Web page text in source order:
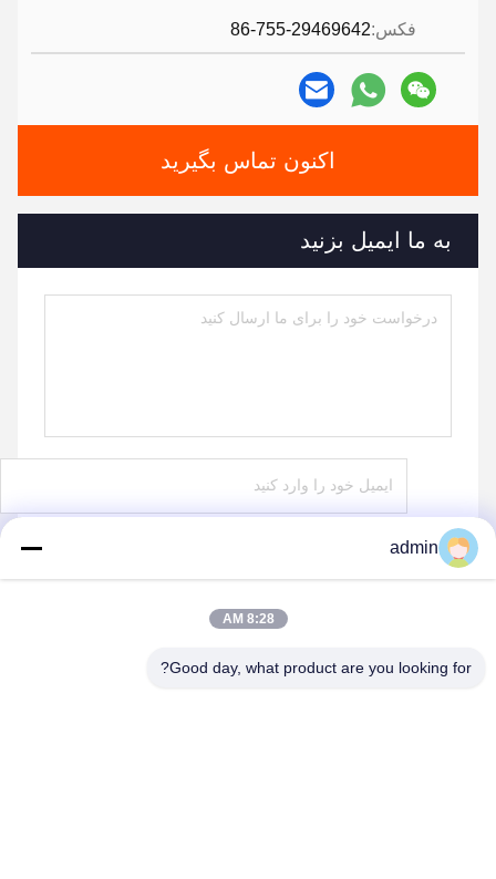
فکس:86-755-29469642
اکنون تماس بگیرید
به ما ایمیل بزنید
ارسال
admin
8:28 AM
Good day, what product are you looking for?